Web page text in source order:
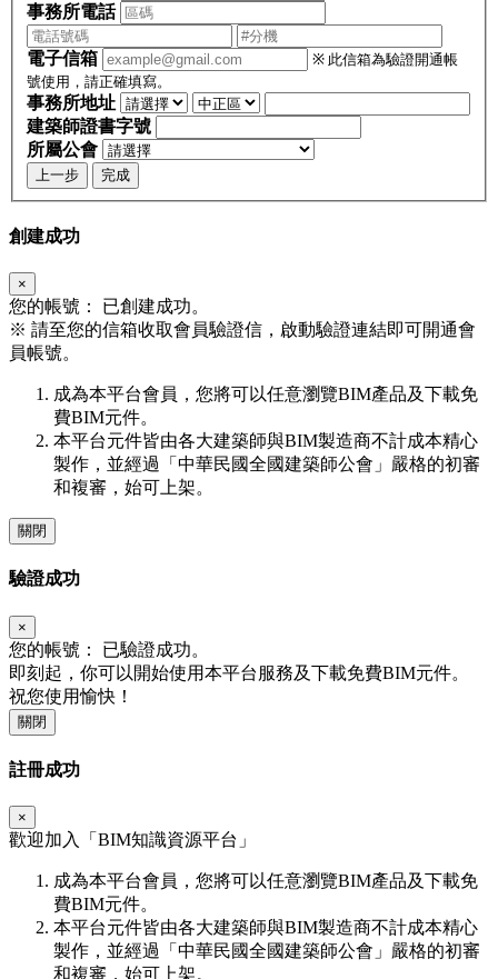
事務所電話
電子信箱
※ 此信箱為驗證開通帳
號使用，請正確填寫。
事務所地址
建築師證書字號
所屬公會
上一步 完成
創建成功
×
您的帳號：
已創建成功。
※ 請至您的信箱收取會員驗證信，啟動驗證連結即可開通會
員帳號。
成為本平台會員，您將可以任意瀏覽BIM產品及下載免
費BIM元件。
本平台元件皆由各大建築師與BIM製造商不計成本精心
製作，並經過「中華民國全國建築師公會」嚴格的初審
和複審，始可上架。
關閉
驗證成功
×
您的帳號：
已驗證成功。
即刻起，你可以開始使用本平台服務及下載免費BIM元件。
祝您使用愉快！
關閉
註冊成功
×
歡迎加入「 BIM知識資源平台」
成為本平台會員，您將可以任意瀏覽BIM產品及下載免
費BIM元件。
本平台元件皆由各大建築師與BIM製造商不計成本精心
製作，並經過「中華民國全國建築師公會」嚴格的初審
和複審，始可上架。